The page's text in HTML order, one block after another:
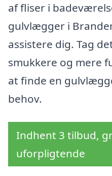
af fliser i
gulvlægger i
assistere dig. Tag
smukkere og mere
at finde en
behov.
Indhent 3 tilbud,
uforpligtende